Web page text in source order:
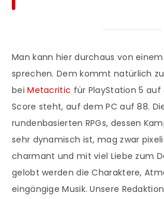
Man kann hier durchaus von
sprechen. Dem kommt natürlich
beiMetacritic für PlayStation 5 auf
Score steht, auf dem PC auf 88.
rundenbasierten RPGs, dessen
sehr dynamisch ist, mag zwar
charmant und mit viel Liebe zum
gelobt werden die Charaktere,
eingängige Musik. Unsere